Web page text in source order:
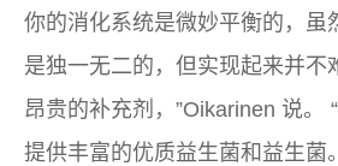
你的消化系统是微妙平衡的，虽
是独一无二的，但实现起来并不
昂贵的补充剂，”Oikarinen 说。
提供丰富的优质益生菌和益生菌